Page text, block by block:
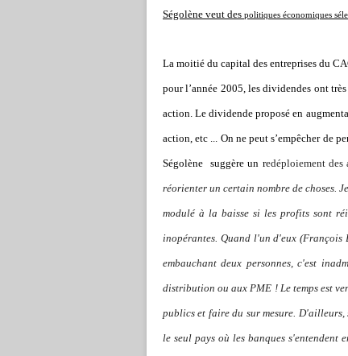
Ségolène veut des politiques économiques
La moitié du capital des entreprises du
pour l’année 2005, les dividendes ont
action. Le dividende proposé en
action, etc ... On ne peut s’empêcher de
Ségolène suggère un redéploiement des
réorienter un certain nombre de choses.
modulé à la baisse si les profits sont
inopérantes. Quand l'un d'eux (François
embauchant deux personnes, c'est
distribution ou aux PME ! Le temps est
publics et faire du sur mesure.
le seul pays où les banques s'entendent